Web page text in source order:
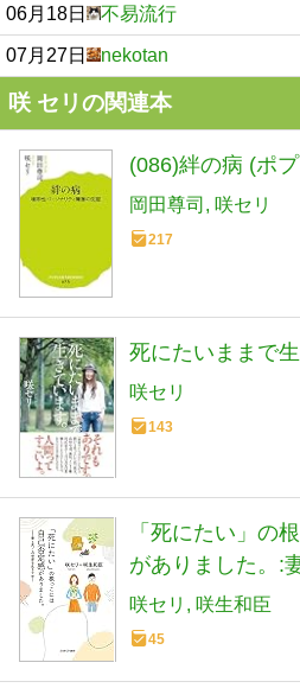
06月18日 不易流行
07月27日 nekotan
咲 セリの関連本
(086)絆の病 (ポ
岡田尊司 咲セリ
217
死にたいままで生
咲セリ
143
「死にたい」の
がありました。:
きてゆく
咲セリ 咲生和臣
45